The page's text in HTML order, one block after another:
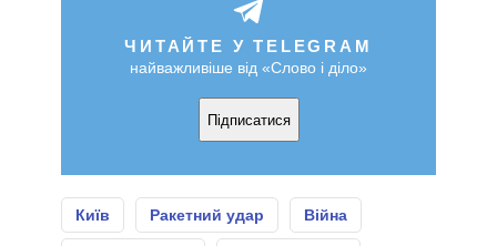
ЧИТАЙТЕ У TELEGRAM
найважливіше від «Слово і діло»
Підписатися
Київ Ракетний удар Війна